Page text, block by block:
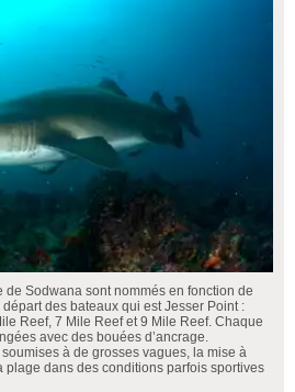
de Sodwana sont nommés en fonction de
des bateaux qui est Jesser Point :
Reef, 7 Mile Reef et 9 Mile Reef. Chaque
avec des bouées d’ancrage.
à de grosses vagues, la mise à
plage dans des conditions parfois sportives